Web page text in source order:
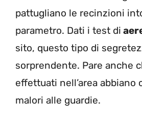
pattugliano le recinzioni
parametro. Dati i test di
sito, questo tipo di
sorprendente. Pare anche
effettuati nell’area abbiano
malori alle guardie.